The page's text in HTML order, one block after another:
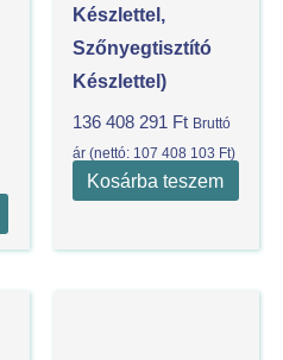
Készlettel,
Szőnyegtisztító
Készlettel)
136 408 291 Ft Bruttó
ár (nettó: 107 408 103 Ft)
Kosárba teszem